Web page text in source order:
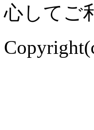
心してご